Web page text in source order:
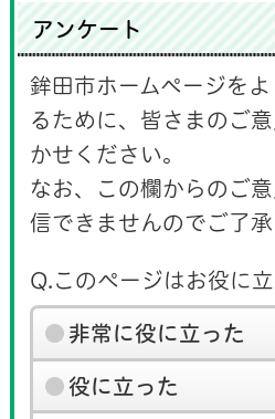
アンケート
鉾田市ホームページを
るために、皆さまのご
かせください。
なお、この欄からのご
信できませんのでご了承
Q.このページはお役に
非常に役に立った
役に立った